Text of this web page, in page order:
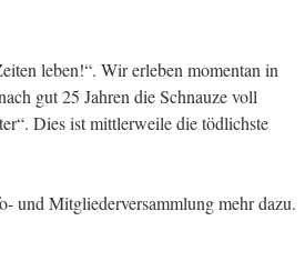
leben!“. Wir erleben momentan in
gut 25 Jahren die Schnauze voll
Dies ist mittlerweile die tödlichste
und Mitgliederversammlung mehr dazu.